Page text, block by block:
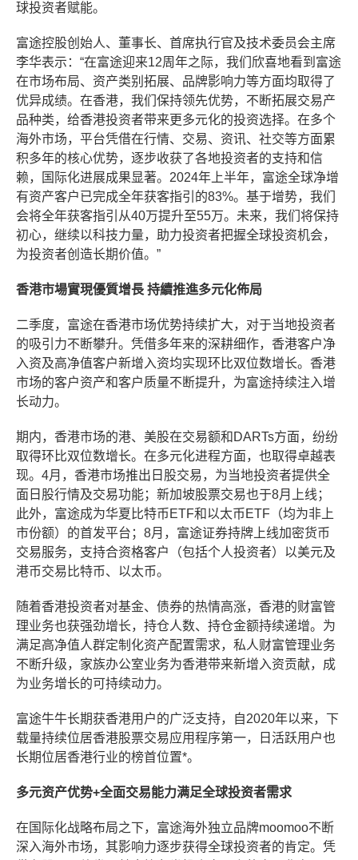
球投资者赋能。
富途控股创始人、董事长、首席执行官及技术委员会主席
李华表示：“在富途迎来12周年之际，我们欣喜地看到富途
在市场布局、资产类别拓展、品牌影响力等方面均取得了
优异成绩。在香港，我们保持领先优势，不断拓展交易产
品种类，给香港投资者带来更多元化的投资选择。在多个
海外市场，平台凭借在行情、交易、资讯、社交等方面累
积多年的核心优势，逐步收获了各地投资者的支持和信
赖，国际化进展成果显著。2024年上半年，富途全球净增
有资产客户已完成全年获客指引的83%。基于增势，我们
会将全年获客指引从40万提升至55万。未来，我们将保持
初心，继续以科技力量，助力投资者把握全球投资机会，
为投资者创造长期价值。”
香港市場實現優質增長 持續推進多元化佈局
二季度，富途在香港市场优势持续扩大，对于当地投资者
的吸引力不断攀升。凭借多年来的深耕细作，香港客户净
入资及高净值客户新增入资均实现环比双位数增长。香港
市场的客户资产和客户质量不断提升，为富途持续注入增
长动力。
期内，香港市场的港、美股在交易额和DARTs方面，纷纷
取得环比双位数增长。在多元化进程方面，也取得卓越表
现。4月，香港市场推出日股交易，为当地投资者提供全
面日股行情及交易功能；新加坡股票交易也于8月上线；
此外，富途成为华夏比特币ETF和以太币ETF（均为非上
市份额）的首发平台；8月，富途证券持牌上线加密货币
交易服务，支持合资格客户（包括个人投资者）以美元及
港币交易比特币、以太币。
随着香港投资者对基金、债券的热情高涨，香港的财富管
理业务也获强劲增长，持仓人数、持仓金额持续递增。为
满足高净值人群定制化资产配置需求，私人财富管理业务
不断升级，家族办公室业务为香港带来新增入资贡献，成
为业务增长的可持续动力。
富途牛牛长期获香港用户的广泛支持，自2020年以来，下
载量持续位居香港股票交易应用程序第一，日活跃用户也
长期位居香港行业的榜首位置*。
多元资产优势+全面交易能力满足全球投资者需求
在国际化战略布局之下，富途海外独立品牌moomoo不断
深入海外市场，其影响力逐步获得全球投资者的肯定。凭